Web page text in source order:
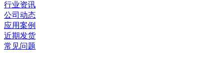
行业资讯
公司动态
应用案例
近期发货
常见问题